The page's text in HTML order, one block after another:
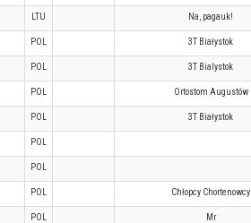
LTU Na, pagauk!
POL 3T Białystok
POL 3T Bialystok
POL Ortostom Augustów
POL 3T Białystok
POL
POL
POL Chłopcy Chortenowcy
POL Mr